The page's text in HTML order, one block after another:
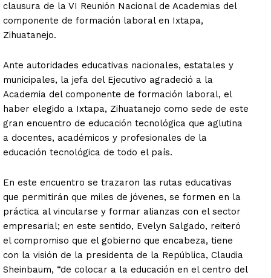
clausura de la VI Reunión Nacional de Academias del
componente de formación laboral en Ixtapa,
Zihuatanejo.
Ante autoridades educativas nacionales, estatales y
municipales, la jefa del Ejecutivo agradeció a la
Academia del componente de formación laboral, el
haber elegido a Ixtapa, Zihuatanejo como sede de este
gran encuentro de educación tecnológica que aglutina
a docentes, académicos y profesionales de la
educación tecnológica de todo el país.
En este encuentro se trazaron las rutas educativas
que permitirán que miles de jóvenes, se formen en la
práctica al vincularse y formar alianzas con el sector
empresarial; en este sentido, Evelyn Salgado, reiteró
el compromiso que el gobierno que encabeza, tiene
con la visión de la presidenta de la República, Claudia
Sheinbaum, “de colocar a la educación en el centro del